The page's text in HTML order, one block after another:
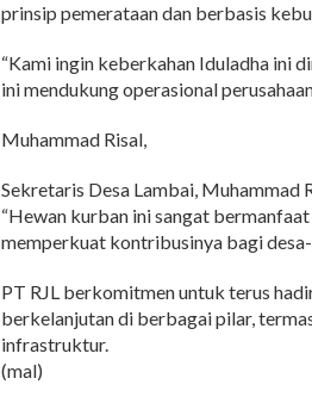
prinsip pemerataan dan berbasis
“Kami ingin keberkahan Iduladha ini
ini mendukung operasional
Muhammad Risal,
Sekretaris Desa Lambai, Muhammad
“Hewan kurban ini sangat
memperkuat kontribusinya bagi desa-
PT RJL berkomitmen untuk terus
berkelanjutan di berbagai pilar,
infrastruktur.
(mal)